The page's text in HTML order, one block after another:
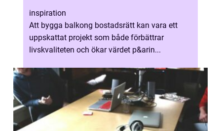
inspiration
Att bygga balkong bostadsrätt kan vara ett
uppskattat projekt som både förbättrar
livskvaliteten och ökar värdet p&arin...